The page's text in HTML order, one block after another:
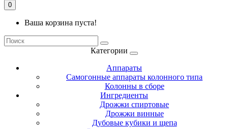
0
Ваша корзина пуста!
Категории
Аппараты
Самогонные аппараты колонного типа
Колонны в сборе
Ингредиенты
Дрожжи спиртовые
Дрожжи винные
Дубовые кубики и щепа